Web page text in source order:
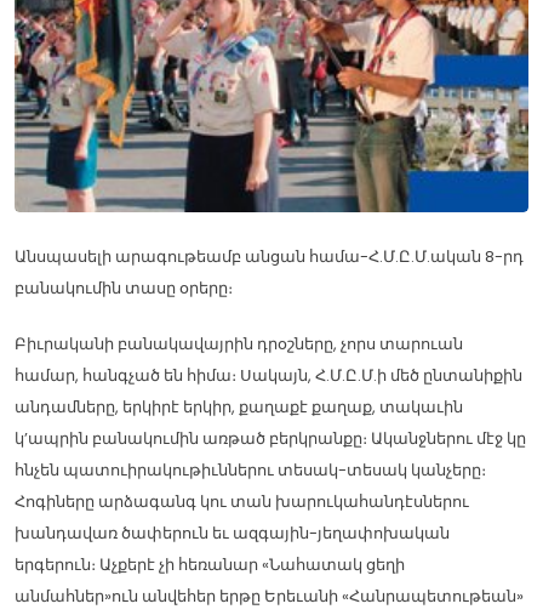
Անսպասելի արագութեամբ անցան համա-Հ.Մ.Ը.Մ.ական 8-րդ
բանակումին տասը օրերը։
Բիւրականի բանակավայրին դրօշները, չորս տարուան
համար, հանգչած են հիմա։ Սակայն, Հ.Մ.Ը.Մ.ի մեծ ընտանիքին
անդամները, երկիրէ երկիր, քաղաքէ քաղաք, տակաւին
կ’ապրին բանակումին առթած բերկրանքը։ Ականջներու մէջ կը
հնչեն պատուիրակութիւններու տեսակ-տեսակ կանչերը։
Հոգիները արձագանգ կու տան խարուկահանդէսներու
խանդավառ ծափերուն եւ ազգային-յեղափոխական
երգերուն։ Աչքերէ չի հեռանար «Նահատակ ցեղի
անմահներ»ուն անվեհեր երթը Երեւանի «Հանրապետութեան»